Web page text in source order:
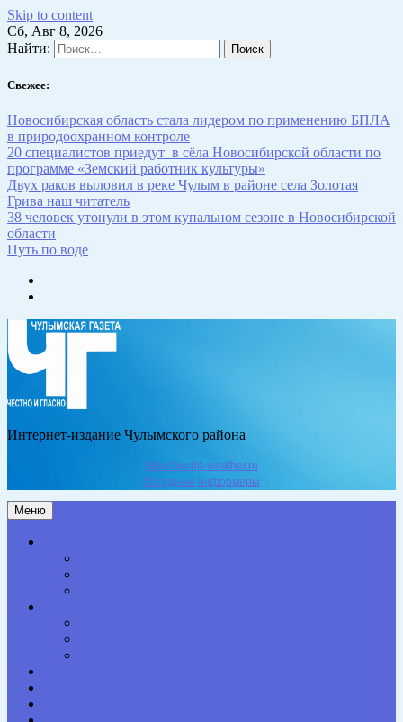
Skip to content
Сб, Авг 8, 2026
Найти:
Свежее:
Новосибирская область стала лидером по применению БПЛА
в природоохранном контроле
20 специалистов приедут в сёла Новосибирской области по
программе «Земский работник культуры»
Двух раков выловил в реке Чулым в районе села Золотая
Грива наш читатель
38 человек утонули в этом купальном сезоне в Новосибирской
области
Путь по воде
Интернет-издание Чулымского района
https://world-weather.ru
Погодные информеры
Меню